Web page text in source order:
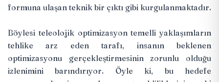
formuna ulaşan teknik bir çıktı gibi kurgulanmaktadır.
Böylesi teleolojik optimizasyon temelli yaklaşımların
tehlike arz eden tarafı, insanın beklenen
optimizasyonu gerçekleştirmesinin zorunlu olduğu
izlenimini barındırıyor. Öyle ki, bu hedefe